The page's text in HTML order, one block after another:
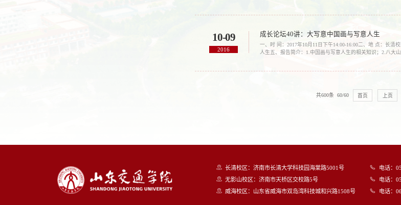
10-09
2016
成长论坛40讲：大写意中国画与写意人生
一、时 间：2017年10月11日下午14:00-16:00二、地 点：长
人生五、报告简介：1.中国画与写意人生的相关知识；2.八大
共600条 60/60 首页 上页
长清校区：济南市长清大学科技园海棠路5001号
无影山校区：济南市天桥区交校路5号
威海校区：山东省威海市双岛湾科技城和兴路1508号
电话：
电话：
电话：